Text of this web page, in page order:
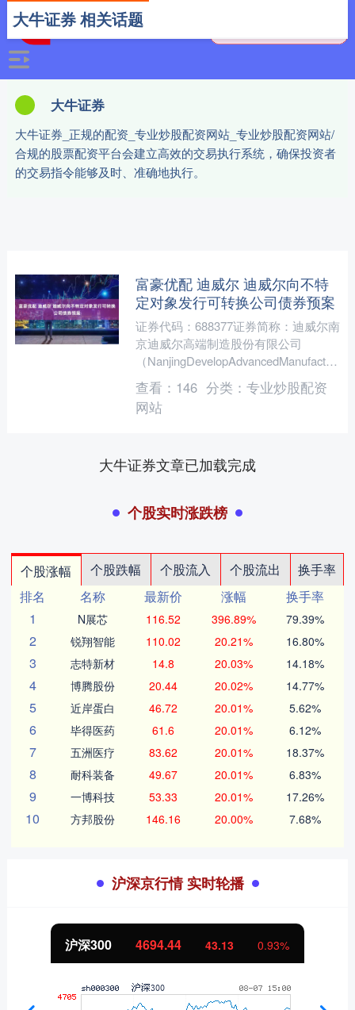
大牛证券
大牛证券_正规的配资_专业炒股配资网站_专业炒股配资网站/
合规的股票配资平台会建立高效的交易执行系统，确保投资者
的交易指令能够及时、准确地执行。
大牛证券 相关话题
富豪优配 迪威尔 迪威尔向不特
定对象发行可转换公司债券预案
证券代码：688377证券简称：迪威尔南
京迪威尔高端制造股份有限公司
（
（....
查看： 146 分类： 专业炒股配资
网站
大牛证券文章已加载完成
个股实时涨跌榜
个股涨幅 个股跌幅 个股流入 个股流出
换手率
排名
名称 最新价 涨幅
换手率
1
N展芯 116.52 396.89% 79.39%
2 锐翔智能 110.02 20.21% 16.80%
3 志特新材 14.8 20.03% 14.18%
4 博腾股份 20.44 20.02% 14.77%
5 近岸蛋白 46.72 20.01% 5.62%
6 毕得医药 61.6 20.01% 6.12%
7 五洲医疗 83.62 20.01% 18.37%
8 耐科装备 49.67 20.01% 6.83%
9 一博科技 53.33 20.01% 17.26%
10 方邦股份 146.16 20.00% 7.68%
沪深京行情 实时轮播
沪深300 4694.44 43.13 0.93%